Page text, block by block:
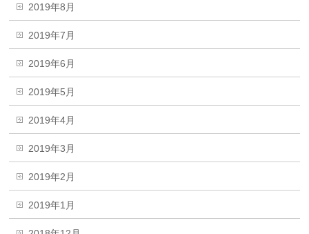
2019年8月
2019年7月
2019年6月
2019年5月
2019年4月
2019年3月
2019年2月
2019年1月